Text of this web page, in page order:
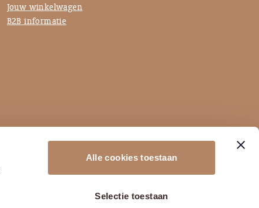
Alle cookies toestaan
Selectie toestaan
Jouw winkelwagen
B2B informatie